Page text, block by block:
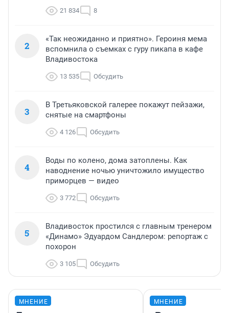
21 834 8
2
«Так неожиданно и приятно». Героиня мема
вспомнила о съемках с гуру пикапа в кафе
Владивостока
13 535 Обсудить
3
В Третьяковской галерее покажут пейзажи,
снятые на смартфоны
4 126 Обсудить
4
Воды по колено, дома затоплены. Как
наводнение ночью уничтожило имущество
приморцев — видео
3 772 Обсудить
5
Владивосток простился с главным тренером
«Динамо» Эдуардом Сандлером: репортаж с
похорон
3 105 Обсудить
МНЕНИЕ МНЕНИЕ